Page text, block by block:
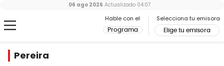
Hable con el
Programa
Selecciona tu emisora
Elige tu emisora
06 ago 2026 Actualizado 04:07
Pereira